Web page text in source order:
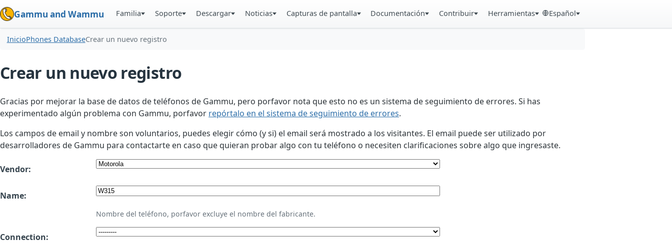
Gammu and Wammu Familia Soporte Descargar Noticias Capturas de pantalla Documentación Contribuir Herramientas Español
InicioPhones DatabaseCrear un nuevo registro
Crear un nuevo registro
Gracias por mejorar la base de datos de teléfonos de Gammu, pero porfavor nota que esto no es un sistema de seguimiento de errores. Si has
experimentado algún problema con Gammu, porfavor repórtalo en el sistema de seguimiento de errores.
Los campos de email y nombre son voluntarios, puedes elegir cómo (y si) el email será mostrado a los visitantes. El email puede ser utilizado por
desarrolladores de Gammu para contactarte en caso que quieran probar algo con tu teléfono o necesiten clarificaciones sobre algo que ingresaste.
Vendor:
Name:
Nombre del teléfono, porfavor excluye el nombre del fabricante.
Connection: